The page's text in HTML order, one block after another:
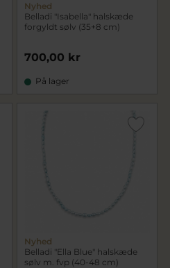
Nyhed
Belladi "Isabella" halskæde
forgyldt sølv (35+8 cm)
700,00 kr
På lager
Nyhed
Belladi "Ella Blue" halskæde
sølv m. fvp (40-48 cm)